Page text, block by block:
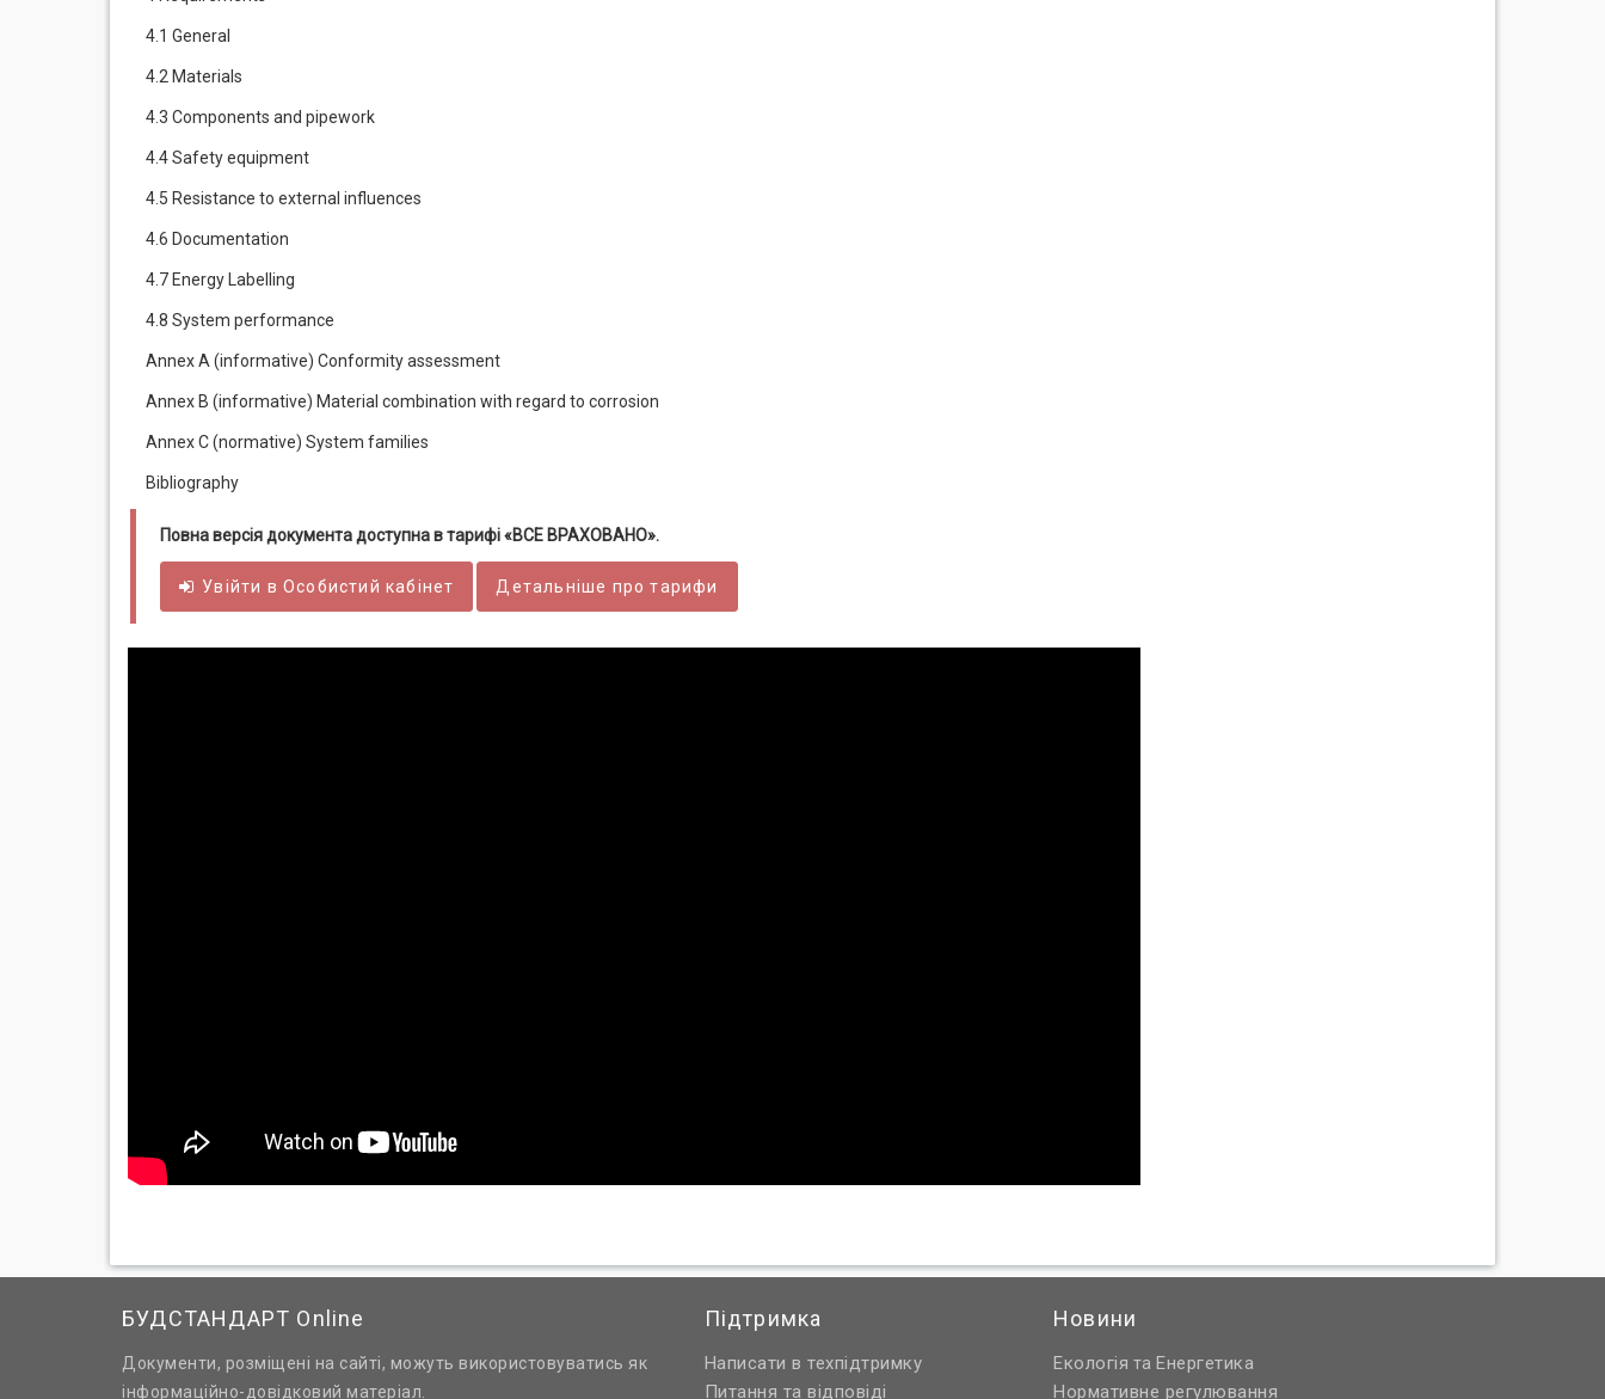
4.1 General
4.2 Materials
4.3 Components and pipework
4.4 Safety equipment
4.5 Resistance to external influences
4.6 Documentation
4.7 Energy Labelling
4.8 System performance
Annex A (informative) Conformity assessment
Annex B (informative) Material combination with regard to corrosion
Annex C (normative) System families
Bibliography
Повна версія документа доступна в тарифі «ВСЕ ВРАХОВАНО».
Увійти вОсобистий кабінет Детальніше про тарифи
БУДСТАНДАРТ Online
Документи, розміщені на сайті, можуть використовуватись як
інформаційно-довідковий матеріал.
Підтримка
Написати в техпідтримку
Питання та відповіді
Новини
Екологія та Енергетика
Нормативне регулювання